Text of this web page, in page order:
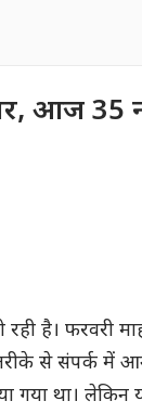
आज 35
रही है। फरवरी
तरीके से संपर्क में
गया था।